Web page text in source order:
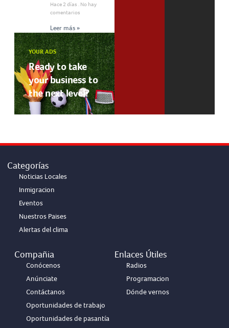
Hace 2 días
No hay
comentarios
Leer más »
YOUR ADS
Ready to take
your business to
the next level?
Categorías
Noticias Locales
Inmigracion
Eventos
Nuestros Paises
Alertas del clima
Compañia
Conócenos
Anúnciate
Contáctanos
Oportunidades de trabajo
Oportunidades de pasantía
Enlaces Útiles
Radios
Programacion
Dónde vernos